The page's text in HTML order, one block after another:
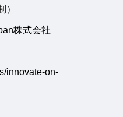
株式会社
innovate-on-